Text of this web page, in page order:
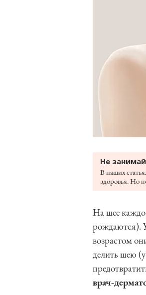
Не
В наших
здоровья. Но
На шее
рождаются).
возрастом
делить шею
врач-